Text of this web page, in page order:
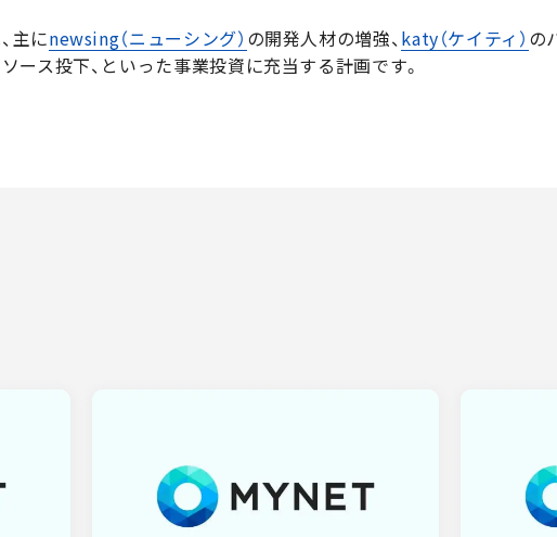
主にnewsing（ニューシング） の開発人材の増強、katy（ケイティ） の
ース投下、といった事業投資に充当する計画です。